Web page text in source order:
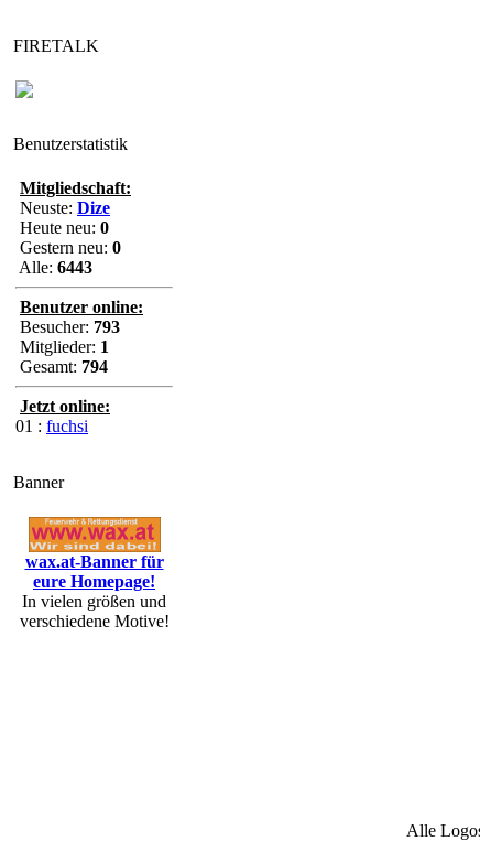
FIRETALK
Benutzerstatistik
Mitgliedschaft:
Neuste: Dize
Heute neu: 0
Gestern neu: 0
Alle: 6443
Benutzer online:
Besucher: 793
Mitglieder: 1
Gesamt: 794
Jetzt online:
01 : fuchsi
Banner
wax.at-Banner für
eure Homepage!
In vielen größen und
verschiedene Motive!
Alle